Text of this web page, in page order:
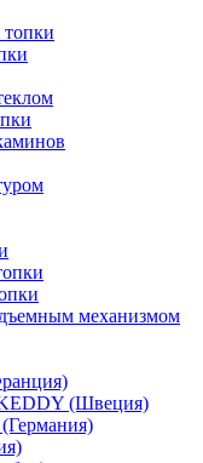
механизмом
(Швеция)